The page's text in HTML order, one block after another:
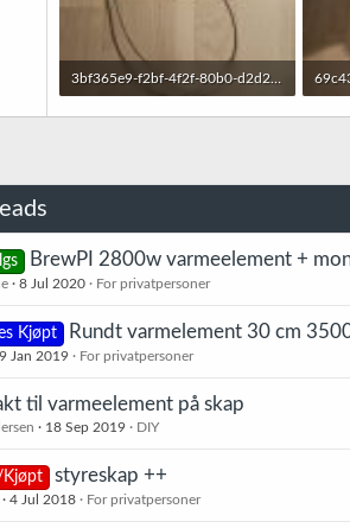
405,5 KB · Sett: 12 235
BrewPI 2800w varmeelement +
8 Jul 2020 For privatpersoner
Kjøpt Rundt varmelement 30 cm
9 Jan 2019 For privatpersoner
til varmeelement på skap
18 Sep 2019 DIY
Kjøpt styreskap ++
4 Jul 2018 For privatpersoner